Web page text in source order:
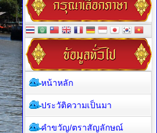
หน้าหลัก
ประวัติความเป็นมา
คำขวัญ/ตราสัญลักษณ์